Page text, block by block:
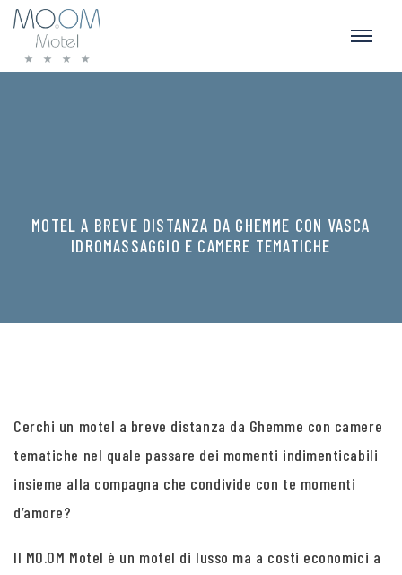
MOTEL A BREVE DISTANZA DA GHEMME CON VASCA
IDROMASSAGGIO E CAMERE TEMATICHE
Cerchi un motel a breve distanza da Ghemme con camere
tematiche nel quale passare dei momenti indimenticabili
insieme alla compagna che condivide con te momenti
d’amore?
Il MO.OM Motel è un motel di lusso ma a costi economici a